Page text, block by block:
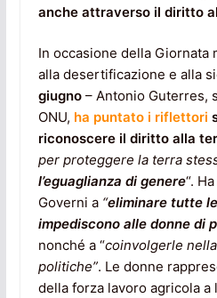
anche attraverso il diritto
In occasione della Giornata
alla desertificazione e alla
giugno– Antonio Guterres,
ONU, ha puntato i riflettori
riconoscere il diritto alla
per proteggere la terra
l’eguaglianza di genere“.
Governi a “eliminare tutte
impediscono alle donne di
nonché a “coinvolgerle
politiche”. Le donne
della forza lavoro agricola a